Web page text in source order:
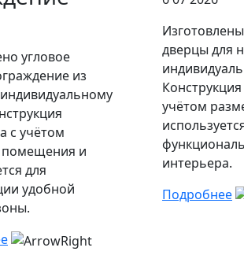
угловое
из
с учётом
помещения и
для
удобной
дверцы для
учётом
интерьера.
Подробнее